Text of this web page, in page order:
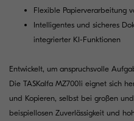
Flexible Papierverarbeitung
Intelligentes und sicheres
integrierter KI-Funktionen
Entwickelt, um anspruchsvolle
Die TASKalfa MZ7001i eignet sich
und Kopieren, selbst bei großen
beispiellosen Zuverlässigkeit und